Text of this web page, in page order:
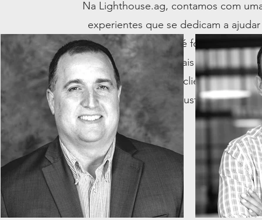
Na Lighthouse.ag, contamos com
experientes que se dedicam a
Nossa equipe é formada por
especializados nas mais recentes
colaboração com os clientes para
customizadas